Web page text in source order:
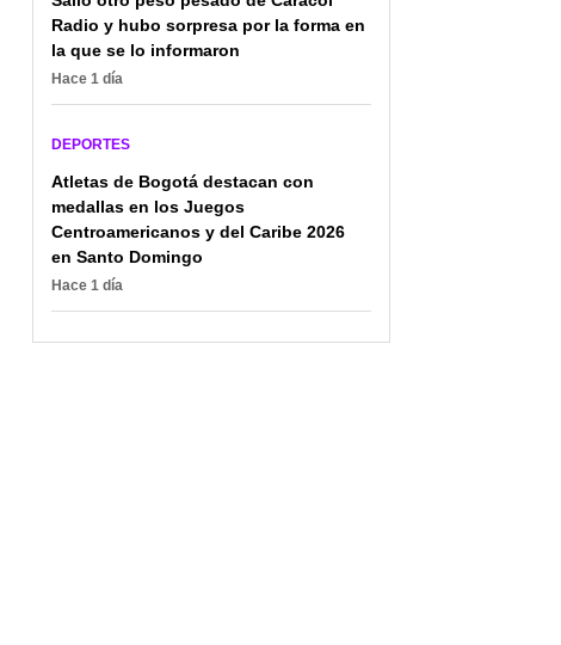
Radio y hubo sorpresa por la forma en
la que se lo informaron
Hace 1 día
DEPORTES
Atletas de Bogotá destacan con
medallas en los Juegos
Centroamericanos y del Caribe 2026
en Santo Domingo
Hace 1 día